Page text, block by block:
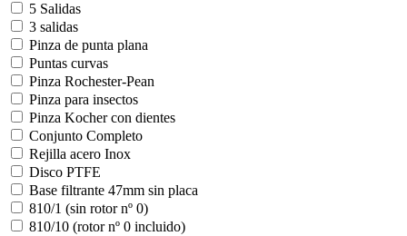
5 Salidas
3 salidas
Pinza de punta plana
Puntas curvas
Pinza Rochester-Pean
Pinza para insectos
Pinza Kocher con dientes
Conjunto Completo
Rejilla acero Inox
Disco PTFE
Base filtrante 47mm sin placa
810/1 (sin rotor nº 0)
810/10 (rotor nº 0 incluido)